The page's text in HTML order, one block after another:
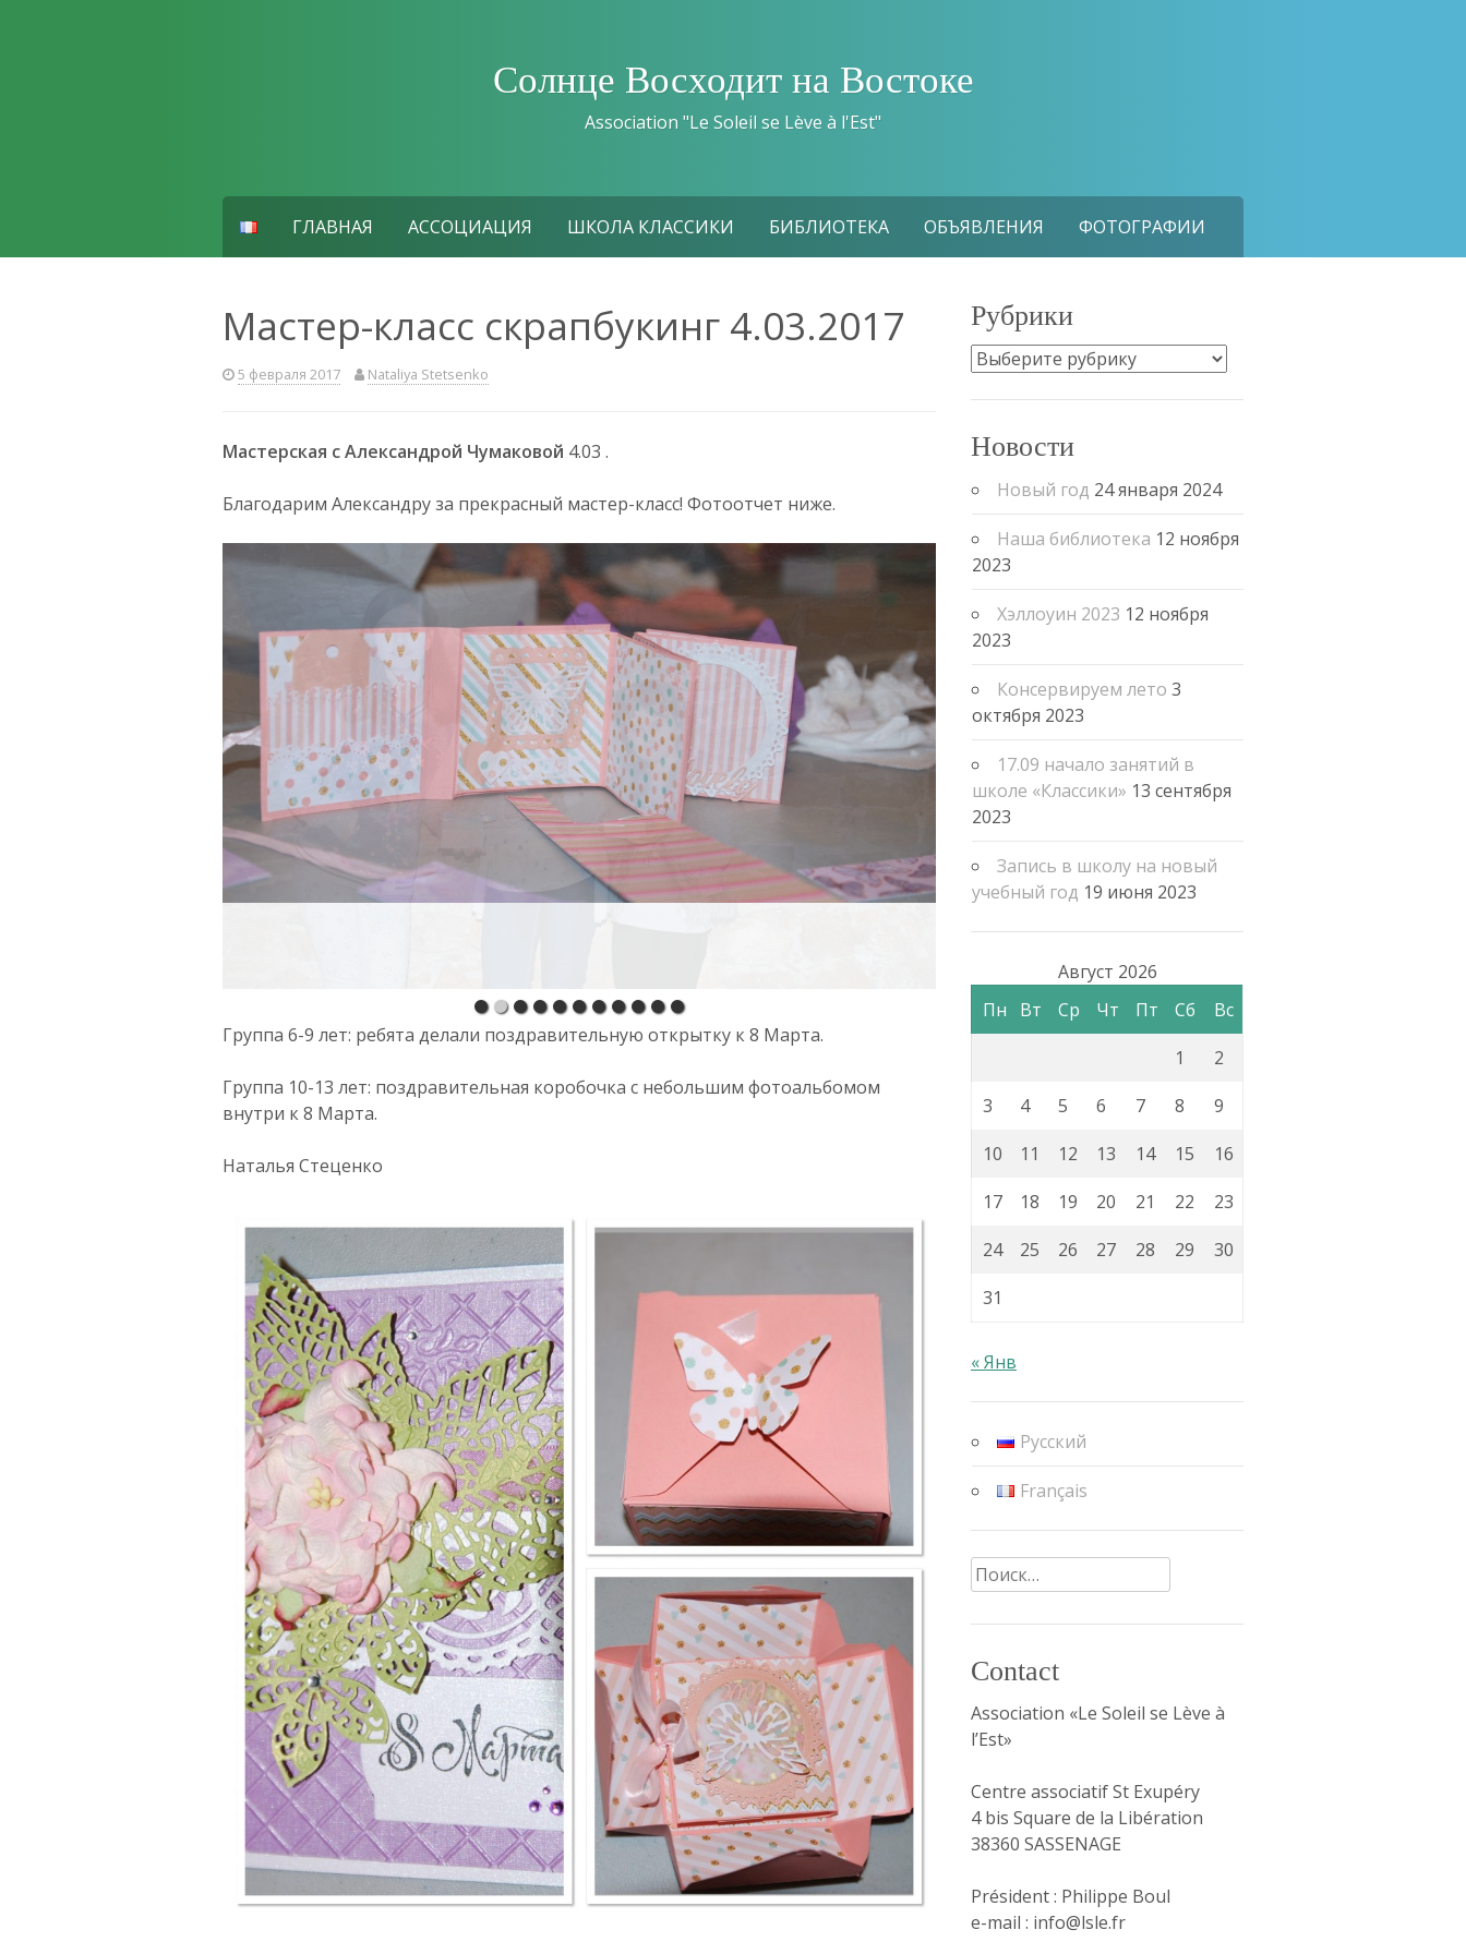
Солнце Восходит на Востоке
Association "Le Soleil se Lève à l'Est"
ГЛАВНАЯ АССОЦИАЦИЯ ШКОЛА КЛАССИКИ БИБЛИОТЕКА ОБЪЯВЛЕНИЯ ФОТОГРАФИИ
Мастер-класс скрапбукинг 4.03.2017
5 февраля 2017 Nataliya Stetsenko
Мастерская с Александрой Чумаковой 4.03 .
Благодарим Александру за прекрасный мастер-класс! Фотоотчет ниже.
Группа 6-9 лет: ребята делали поздравительную открытку к 8 Марта.
Группа 10-13 лет: поздравительная коробочка с небольшим фотоальбомом
внутри к 8 Марта.
Наталья Стеценко
Рубрики
Рубрики
Новости
Новый год 24 января 2024
Наша библиотека 12 ноября
2023
Хэллоуин 2023 12 ноября
2023
Консервируем лето 3
октября 2023
17.09 начало занятий в
школе «Классики» 13 сентября
2023
Запись в школу на новый
учебный год 19 июня 2023
Август 2026
Пн
Вт Ср Чт Пт Сб
Вс
1
2
3
4 5 6 7 8
9
10
11 12 13 14 15
16
17
18 19 20 21 22
23
24
25 26 27 28 29
30
31
« Янв
Русский
Français
Найти:
Contact
Association «Le Soleil se Lève à
l’Est»
Centre associatif St Exupéry
4 bis Square de la Libération
38360 SASSENAGE
Président : Philippe Boul
e-mail : info@lsle.fr